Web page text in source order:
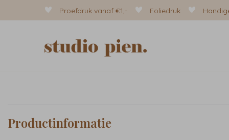
Proefdruk vanaf €1,- Foliedruk
Productinformatie